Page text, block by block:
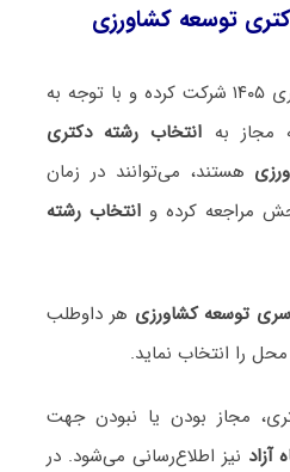
توسعه کشاورزی
داوطلبانی که در آزمون دکتری ۱۴۰۵ شرکت کرده و با توجه به
مجاز به انتخاب رشته دکتری
هستند، می‌توانند در زمان
مراجعه کرده و انتخاب رشته
توسعه کشاورزی هر داوطلب
مجاز بودن یا نبودن جهت
آزاد نیز اطلاع‌رسانی می‌شود. در